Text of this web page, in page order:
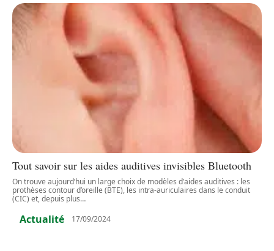
Tout savoir sur les aides auditives invisibles Bluetooth
On trouve aujourd’hui un large choix de modèles d’aides auditives : les
prothèses contour d’oreille (BTE), les intra-auriculaires dans le conduit
(CIC) et, depuis plus…
Actualité 17/09/2024